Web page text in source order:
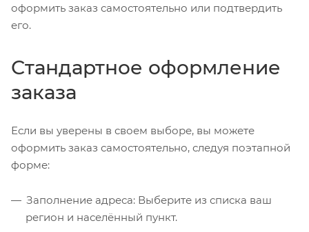
оформить заказ самостоятельно или подтвердить
его.
Стандартное оформление
заказа
Если вы уверены в своем выборе, вы можете
оформить заказ самостоятельно, следуя поэтапной
форме:
Заполнение адреса: Выберите из списка ваш
регион и населённый пункт.